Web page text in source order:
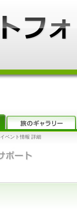
イベント情報 詳細